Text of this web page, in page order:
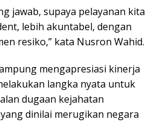
jawab, supaya pelayanan kita
lebih akuntabel, dengan
resiko,” kata Nusron Wahid.
mengapresiasi kinerja
langka nyata untuk
dugaan kejahatan
dinilai merugikan negara